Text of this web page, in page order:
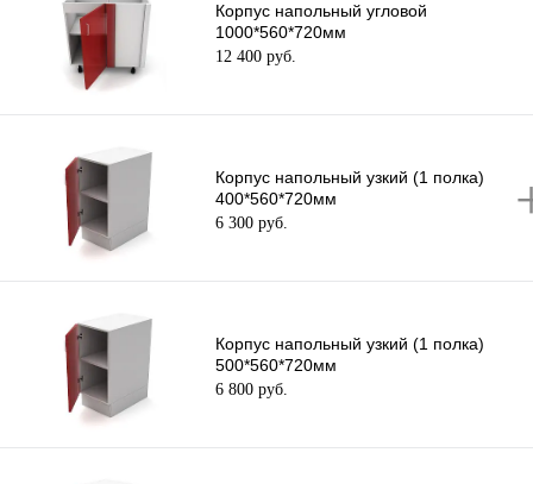
Корпус напольный угловой
1000*560*720мм
12 400 руб.
Корпус напольный узкий (1 полка)
400*560*720мм
6 300 руб.
Корпус напольный узкий (1 полка)
500*560*720мм
6 800 руб.